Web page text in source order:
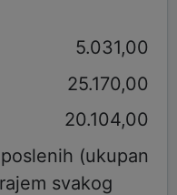
5.031,00
25.170,00
20.104,00
(ukupan
svakog